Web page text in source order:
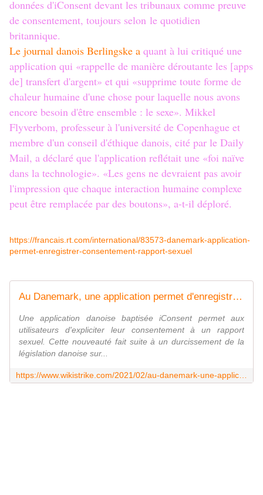
données d'iConsent devant les tribunaux comme preuve
de consentement, toujours selon le quotidien
britannique.
Le journal danois Berlingske a quant à lui critiqué une
application qui «rappelle de manière déroutante les [apps
de] transfert d'argent» et qui «supprime toute forme de
chaleur humaine d'une chose pour laquelle nous avons
encore besoin d'être ensemble : le sexe». Mikkel
Flyverbom, professeur à l'université de Copenhague et
membre d'un conseil d'éthique danois, cité par le Daily
Mail, a déclaré que l'application reflétait une «foi naïve
dans la technologie». «Les gens ne devraient pas avoir
l'impression que chaque interaction humaine complexe
peut être remplacée par des boutons», a-t-il déploré.
https://francais.rt.com/international/83573-danemark-application-
permet-enregistrer-consentement-rapport-sexuel
Au Danemark, une application permet d'enregistrer le consentement à un rapport sexuel - Wikistrike
Une application danoise baptisée iConsent permet aux
utilisateurs d'expliciter leur consentement à un rapport
sexuel. Cette nouveauté fait suite à un durcissement de la
législation danoise sur...